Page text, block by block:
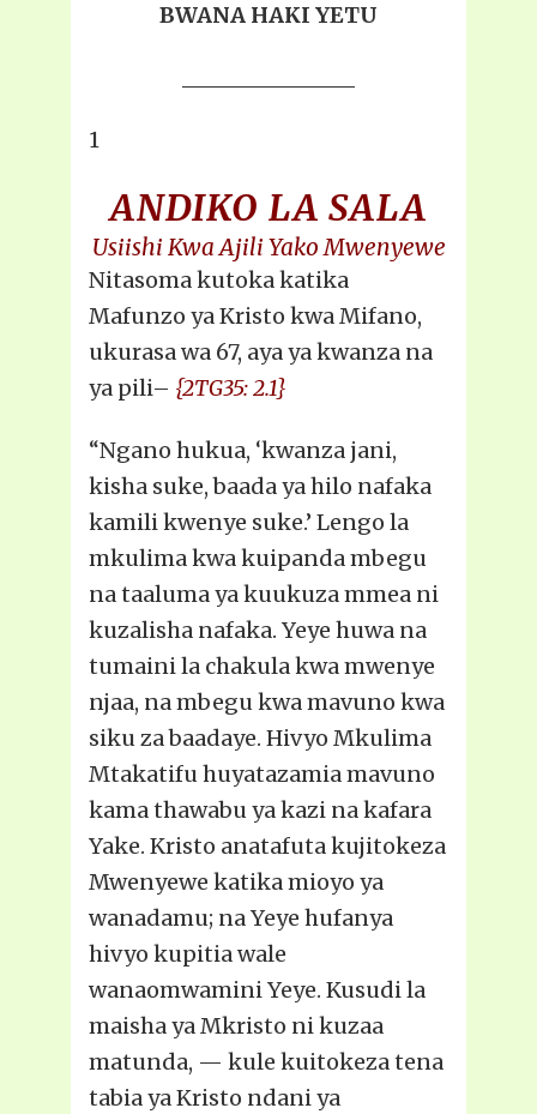
BWANA HAKI YETU
1
ANDIKO LA SALA
Usiishi Kwa Ajili Yako Mwenyewe
Nitasoma kutoka katika
Mafunzo ya Kristo kwa Mifano,
ukurasa wa 67, aya ya kwanza na
ya pili– {2TG35: 2.1}
“Ngano hukua, ‘kwanza jani,
kisha suke, baada ya hilo nafaka
kamili kwenye suke.’ Lengo la
mkulima kwa kuipanda mbegu
na taaluma ya kuukuza mmea ni
kuzalisha nafaka. Yeye huwa na
tumaini la chakula kwa mwenye
njaa, na mbegu kwa mavuno kwa
siku za baadaye. Hivyo Mkulima
Mtakatifu huyatazamia mavuno
kama thawabu ya kazi na kafara
Yake. Kristo anatafuta kujitokeza
Mwenyewe katika mioyo ya
wanadamu; na Yeye hufanya
hivyo kupitia wale
wanaomwamini Yeye. Kusudi la
maisha ya Mkristo ni kuzaa
matunda, — kule kuitokeza tena
tabia ya Kristo ndani ya